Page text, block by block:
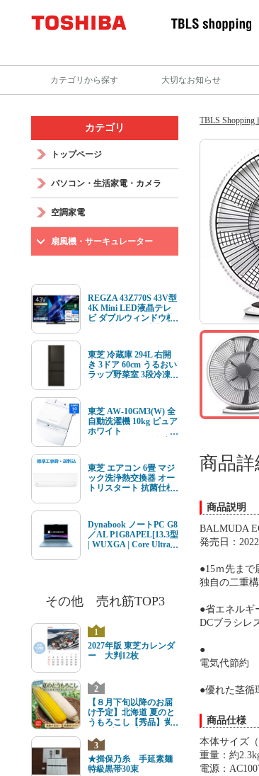
カテゴリから探す 大切なお知らせ
TBLS Shopping
商品詳
商品説明
BALMUDA
発売日：
●15ｍ先まで
独自の二重
●省エネルギ
DCブラシレ
●
電気代節約
●優れた茎循
商品仕様
本体サイズ
重量：約
電源：
カテゴリ
トップページ
パソコン・生活家電・カメラ
空調家電
扇風機・サーキュレーター
REGZA 43Z770S 43V型
4K Mini LED液晶テレ
ビ ダブルウィンドウ機
ルチューナー内蔵
東芝 冷蔵庫 294L 右開
き 3ドア 60cm うるおい
ラップ野菜室 3段冷凍
東芝 AW-10GM3(W) 全
自動洗濯機 10kg ピュア
ホワイト
東芝 エアコン 6畳 マジ
ック洗浄熱交換器 オー
トリスタート 抗菌仕様
ル 標準工事費込 単相
100V 15Aタイプ
Dynabook ノートPC G8
／AL P1G8APEL[13.3型
| WUXGA | Core Ultra 7
その他 売れ筋TOP3
1
2027年版 東芝カレンダ
ー 大判12枚
2
【８月下旬以降のお届
け予定】北海道 夏のと
うもろこし【秀品】黄
ズ3
★揖保乃糸 手延素麺
特級黒帯30束